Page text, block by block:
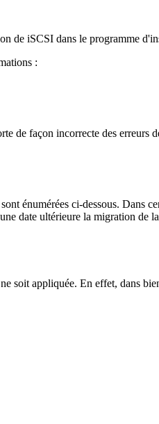
de iSCSI dans le programme
:
de façon incorrecte des erreurs
énumérées ci-dessous. Dans
date ultérieure la migration de
soit appliquée. En effet, dans